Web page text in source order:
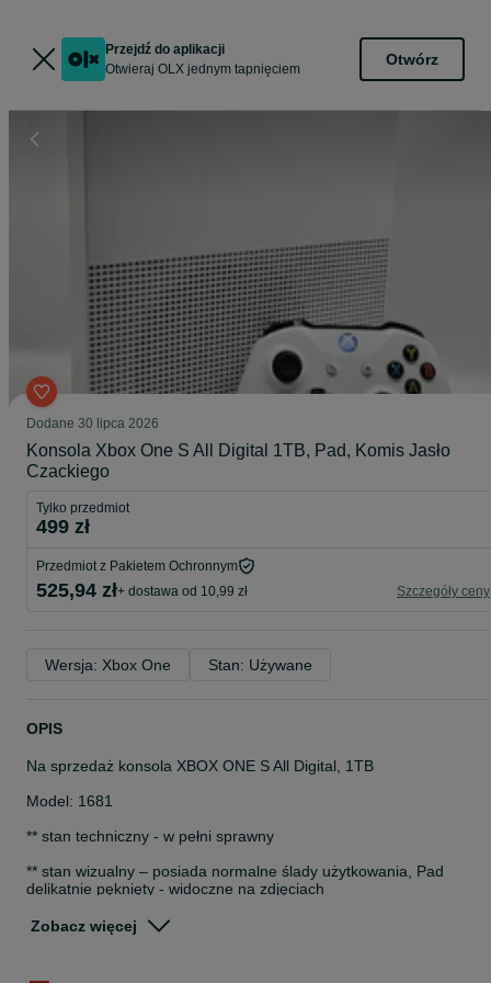
Przejdź do aplikacji
Otwieraj OLX jednym tapnięciem
Otwórz
Dodane 30 lipca 2026
Konsola Xbox One S All Digital 1TB, Pad, Komis Jasło
Czackiego
Tylko przedmiot
499 zł
Przedmiot z Pakietem Ochronnym
525,94 zł+ dostawa od 10,99 zł Szczegóły ceny
Wersja: Xbox One Stan: Używane
OPIS
Na sprzedaż konsola XBOX ONE S All Digital, 1TB
Model: 1681
** stan techniczny - w pełni sprawny
** stan wizualny – posiada normalne ślady użytkowania, Pad
delikatnie pęknięty - widoczne na zdjęciach
** wyposażenie - konsola, pad
Zobacz więcej